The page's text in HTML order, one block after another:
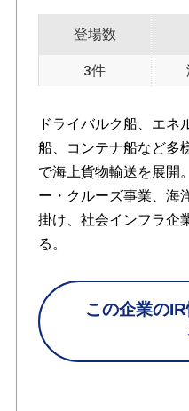
登場数
3件
ドライバルク船、エネ
船、コンテナ船など多
で海上貨物輸送を展開
ー・クルーズ事業、海
掛け、社会インフラ企
る。
この企業の